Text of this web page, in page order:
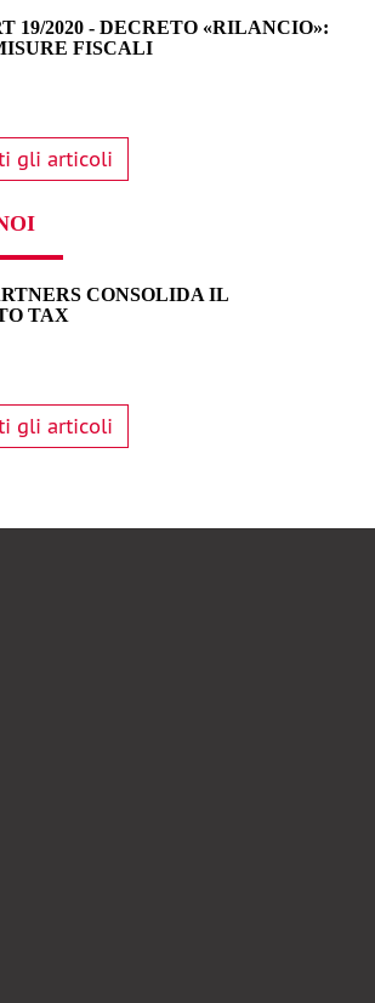
19/2020 - DECRETO «RILANCIO»:
FISCALI
gli articoli
CONSOLIDA IL
TAX
gli articoli